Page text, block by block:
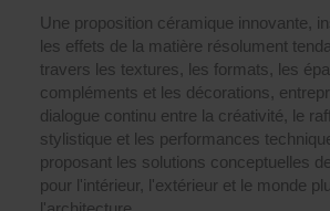
Une proposition céramique innovante,
les effets de la matière résolument
travers les textures, les formats, les
compléments et les décorations,
dialogue continu entre la créativité, le
stylistique et les performances
proposant les solutions conceptuelles
pour l'intérieur, l'extérieur et le monde